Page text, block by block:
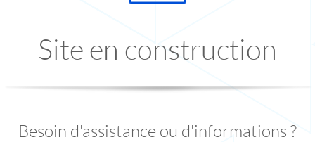
Site en construction
Besoin d'assistance ou d'informations ?